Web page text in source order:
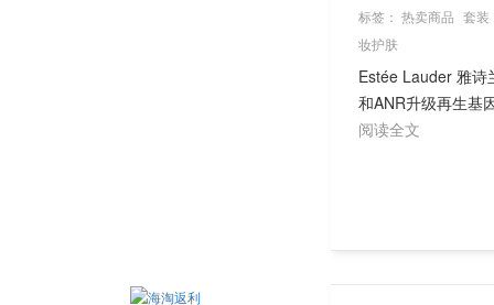
标签： 热卖商品 套装
妆护肤
Estée Lauder 雅诗
和ANR升级再生基
阅读全文